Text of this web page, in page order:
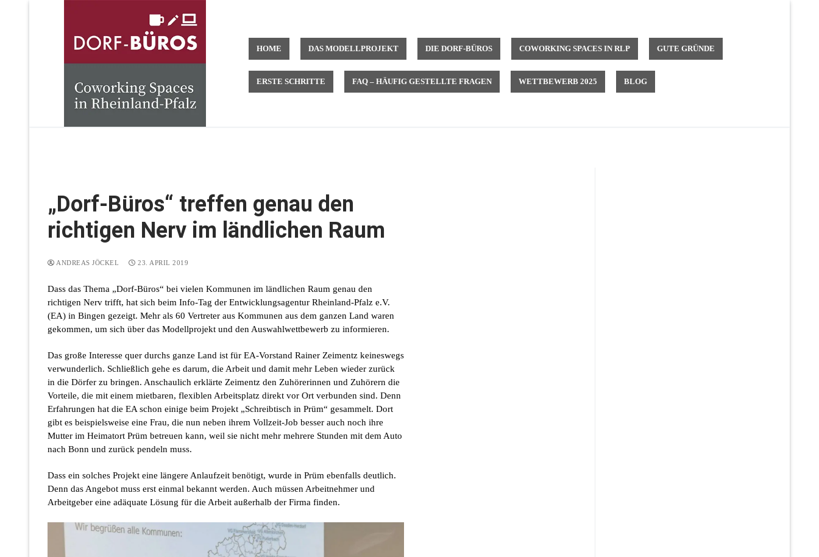
HOME DAS MODELLPROJEKT DIE DORF-BÜROS COWORKING SPACES IN RLP GUTE GRÜNDE
ERSTE SCHRITTE FAQ – HÄUFIG GESTELLTE FRAGEN WETTBEWERB 2025 BLOG
„Dorf-Büros“ treffen genau den
richtigen Nerv im ländlichen Raum
ANDREAS JÖCKEL 23. APRIL 2019
Dass das Thema „Dorf-Büros“ bei vielen Kommunen im ländlichen Raum genau den
richtigen Nerv trifft, hat sich beim Info-Tag der Entwicklungsagentur Rheinland-Pfalz e.V.
(EA) in Bingen gezeigt. Mehr als 60 Vertreter aus Kommunen aus dem ganzen Land waren
gekommen, um sich über das Modellprojekt und den Auswahlwettbewerb zu informieren.
Das große Interesse quer durchs ganze Land ist für EA-Vorstand Rainer Zeimentz keineswegs
verwunderlich. Schließlich gehe es darum, die Arbeit und damit mehr Leben wieder zurück
in die Dörfer zu bringen. Anschaulich erklärte Zeimentz den Zuhörerinnen und Zuhörern die
Vorteile, die mit einem mietbaren, flexiblen Arbeitsplatz direkt vor Ort verbunden sind. Denn
Erfahrungen hat die EA schon einige beim Projekt „Schreibtisch in Prüm“ gesammelt. Dort
gibt es beispielsweise eine Frau, die nun neben ihrem Vollzeit-Job besser auch noch ihre
Mutter im Heimatort Prüm betreuen kann, weil sie nicht mehr mehrere Stunden mit dem Auto
nach Bonn und zurück pendeln muss.
Dass ein solches Projekt eine längere Anlaufzeit benötigt, wurde in Prüm ebenfalls deutlich.
Denn das Angebot muss erst einmal bekannt werden. Auch müssen Arbeitnehmer und
Arbeitgeber eine adäquate Lösung für die Arbeit außerhalb der Firma finden.